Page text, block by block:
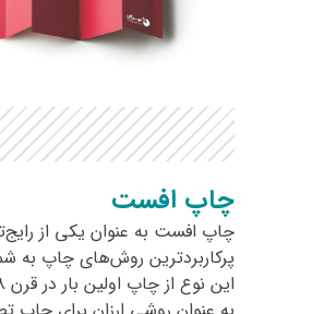
چاپ افست
چاپ افست به عنوان یکی از
پرکاربردترین روش‌های چاپ به